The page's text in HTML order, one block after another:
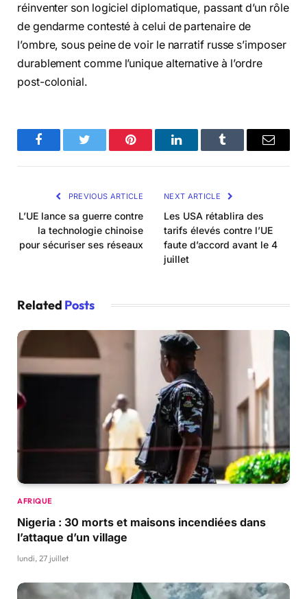
réinventer son logiciel diplomatique, passant d’un rôle
de gendarme contesté à celui de partenaire de
l’ombre, sous peine de voir le narratif russe s’imposer
durablement comme l’unique alternative à l’ordre
post-colonial.
FacebookTwitter Pinterest LinkedInTumblr Email
PREVIOUS ARTICLE
L’UE lance sa guerre contre
la technologie chinoise
pour sécuriser ses réseaux
NEXT ARTICLE
Les USA rétablira des
tarifs élevés contre l’UE
faute d’accord avant le 4
juillet
Related Posts
AFRIQUE
Nigeria : 30 morts et maisons incendiées dans
l’attaque d’un village
lundi, 27 juillet